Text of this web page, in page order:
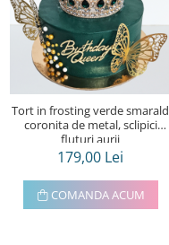
Tort in frosting verde smarald
coronita de metal, sclipici
fluturi aurii
179,00 Lei
COMANDA ACUM